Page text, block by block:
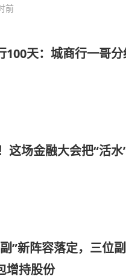
前
100天：城商行一哥
这场金融大会把“活
”新阵容落定，三位
增持股份